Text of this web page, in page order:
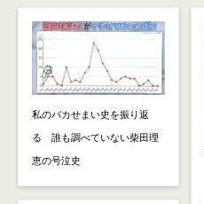
私のバカせまい史を振り返
る 誰も調べていない柴田理
恵の号泣史